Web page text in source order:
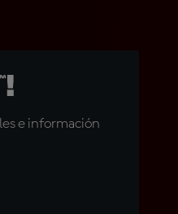
e información